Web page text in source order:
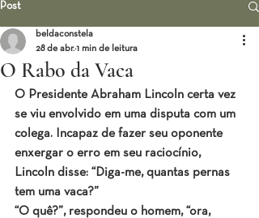
Post
O Rabo da Vaca
beldaconstela
28 de abr. 1 min de leitura
O Presidente Abraham Lincoln certa vez
se viu envolvido em uma disputa com um
colega. Incapaz de fazer seu oponente
enxergar o erro em seu raciocínio,
Lincoln disse: “Diga-me, quantas pernas
tem uma vaca?”
“O quê?”, respondeu o homem, “ora,